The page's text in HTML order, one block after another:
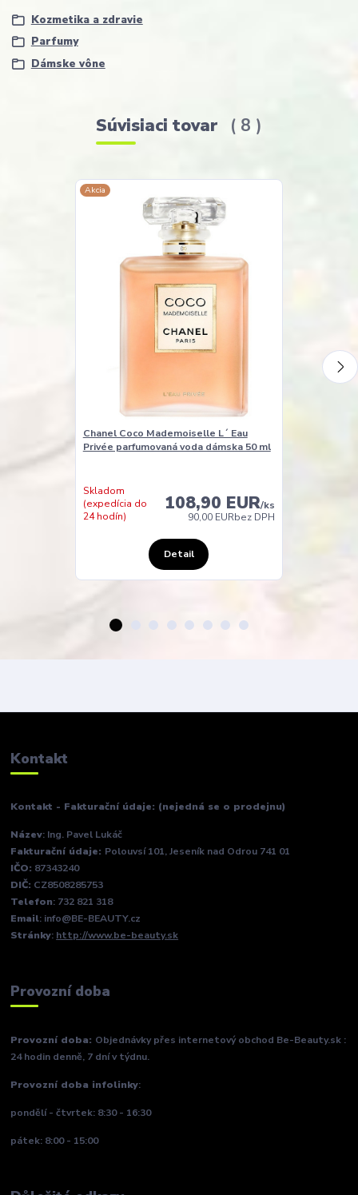
Kozmetika a zdravie
Parfumy
Dámske vône
Súvisiaci tovar 8
Akcia
Chanel Coco Mademoiselle L´ Eau
Privée parfumovaná voda dámska 50 ml
108,90 EUR/ks
90,00 EURbez DPH
Skladom
(expedícia do
24 hodín)
Detail
Kontakt
Kontakt - Fakturační údaje: (nejedná se o prodejnu)
Název: Ing. Pavel Lukáč
Fakturační údaje: Polouvsí 101, Jeseník nad Odrou 741 01
IČO: 87343240
DIČ: CZ8508285753
Telefon: 732 821 318
Email: info@BE-BEAUTY.cz
Stránky: http://www.be-beauty.sk
Provozní doba
Provozní doba: Objednávky přes internetový obchod Be-Beauty.sk :
24 hodin denně, 7 dní v týdnu.
Provozní doba infolinky:
pondělí - čtvrtek: 8:30 - 16:30
pátek: 8:00 - 15:00